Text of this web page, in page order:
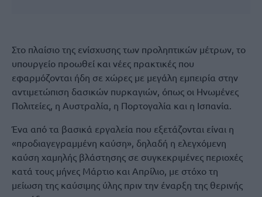
Στο πλαίσιο της ενίσχυσης των προληπτικών μέτρων, το
υπουργείο προωθεί και νέες πρακτικές που
εφαρμόζονται ήδη σε χώρες με μεγάλη εμπειρία στην
αντιμετώπιση δασικών πυρκαγιών, όπως οι Ηνωμένες
Πολιτείες, η Αυστραλία, η Πορτογαλία και η Ισπανία.
Ένα από τα βασικά εργαλεία που εξετάζονται είναι η
«προδιαγεγραμμένη καύση», δηλαδή η ελεγχόμενη
καύση χαμηλής βλάστησης σε συγκεκριμένες περιοχές
κατά τους μήνες Μάρτιο και Απρίλιο, με στόχο τη
μείωση της καύσιμης ύλης πριν την έναρξη της θερινής